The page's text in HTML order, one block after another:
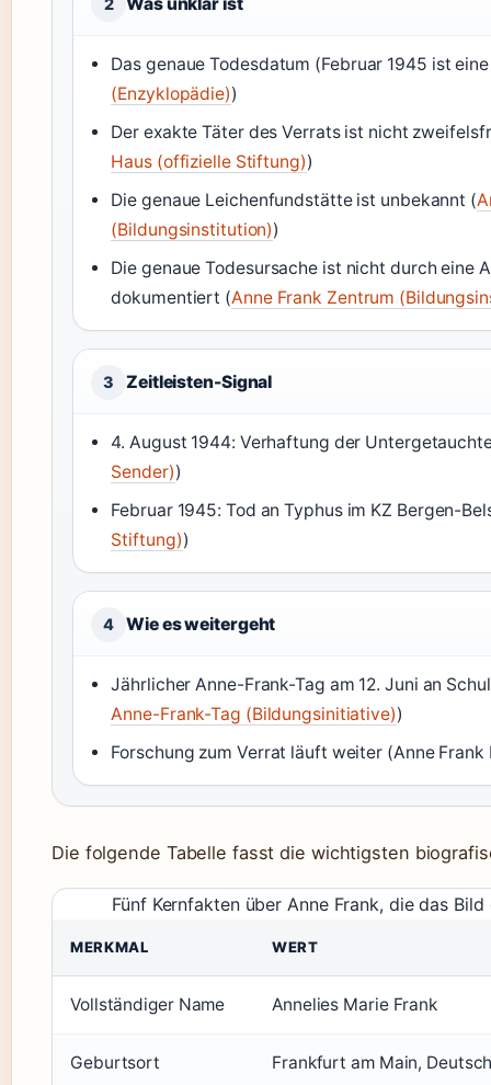
2
Das genaue Todesdatum (Februar 1945 ist
(Enzyklopädie))
Der exakte Täter des Verrats ist nicht
Haus (offizielle Stiftung))
Die genaue Leichenfundstätte ist unbekannt (
(Bildungsinstitution))
Die genaue Todesursache ist nicht durch eine
dokumentiert (Anne Frank Zentrum
3 Zeitleisten-Signal
4. August 1944: Verhaftung der
Sender))
Februar 1945: Tod an Typhus im KZ Bergen-
Stiftung))
4 Wie es weitergeht
Jährlicher Anne-Frank-Tag am 12. Juni an
Anne-Frank-Tag (Bildungsinitiative))
Forschung zum Verrat läuft weiter (Anne
Die folgende Tabelle fasst die wichtigsten
Fünf Kernfakten über Anne Frank, die das
MERKMAL WERT
Vollständiger Name Annelies Marie Frank
Geburtsort Frankfurt am Main,